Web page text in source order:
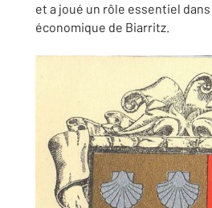
et a joué un rôle essentiel
économique de Biarritz.